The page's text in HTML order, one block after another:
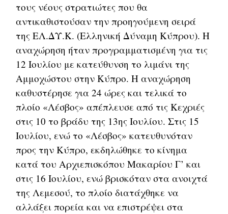
τους νέους στρατιώτες που θα
αντικαθιστούσαν την προηγούμενη σειρά
της ΕΛ.ΔΥ.Κ. (Ελληνική Δύναμη Κύπρου). Η
αναχώρηση ήταν προγραμματισμένη για τις
12 Ιουλίου με κατεύθυνση το λιμάνι της
Αμμοχώστου στην Κύπρο. Η αναχώρηση
καθυστέρησε για 24 ώρες και τελικά το
πλοίο «Λέσβος» απέπλευσε από τις Κεχριές
στις 10 το βράδυ της 13ης Ιουλίου. Στις 15
Ιουλίου, ενώ το «Λέσβος» κατευθυνόταν
προς την Κύπρο, εκδηλώθηκε το κίνημα
κατά του Αρχιεπισκόπου Μακαρίου Γ’ και
στις 16 Ιουλίου, ενώ βρισκόταν στα ανοιχτά
της Λεμεσού, το πλοίο διατάχθηκε να
αλλάξει πορεία και να επιστρέψει στα